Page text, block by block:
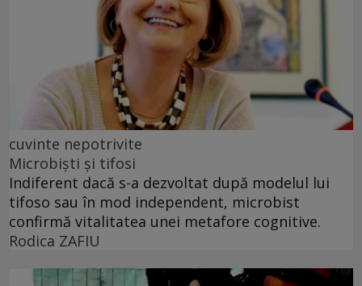
cuvinte nepotrivite
Microbiști și tifosi
Indiferent dacă s-a dezvoltat după modelul lui
tifoso sau în mod independent, microbist
confirmă vitalitatea unei metafore cognitive.
Rodica ZAFIU